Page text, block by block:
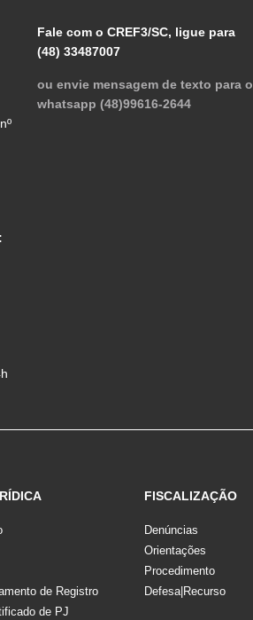
Fale com o CREF3/SC, ligue para
(48) 33487007
ou envie mensagem de texto para o
whatsapp (48)99616-2644
de Registro
de PJ
FISCALIZAÇÃO
Denúncias
Orientações
Procedimento
Defesa|Recurso